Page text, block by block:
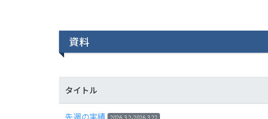
資料
タイトル
先週の実績 2​0​26.​3.2-​2​0​26.​3.22